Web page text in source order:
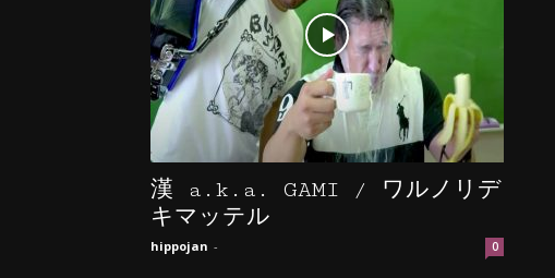
漢 a.k.a. GAMI / ワルノリデ
キマッテル
hippojan - 0